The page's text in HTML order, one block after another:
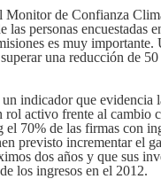
Monitor de Confianza
las personas encuestadas
es muy importante.
una reducción de
indicador que evidencia
rol activo frente al cambio
70% de las firmas con
previsto incrementar el
dos años y que sus
los ingresos en el 2012.